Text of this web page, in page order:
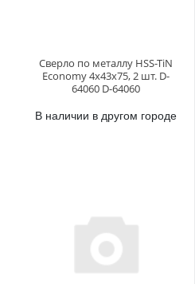
Сверло по металлу HSS-TiN
Economy 4х43x75, 2 шт. D-
64060 D-64060
В наличии в другом городе